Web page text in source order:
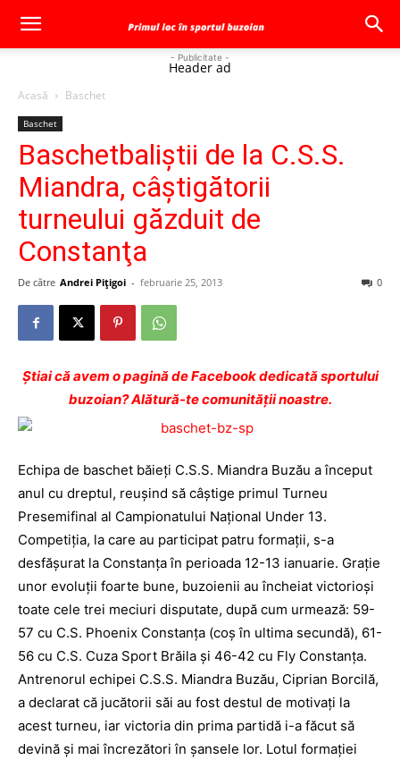
- Publicitate -
Header ad
Acasă Baschet
Baschet
Baschetbaliştii de la C.S.S.
Miandra, câştigătorii
turneului găzduit de
Constanţa
De către Andrei Pițigoi - februarie 25, 2013 0
Ştiai că avem o pagină de Facebook dedicată sportului
buzoian? Alătură-te comunității noastre.
Echipa de baschet băieţi C.S.S. Miandra Buzău a început
anul cu dreptul, reuşind să câştige primul Turneu
Presemifinal al Campionatului Naţional Under 13.
Competiţia, la care au participat patru formaţii, s-a
desfăşurat la Constanţa în perioada 12-13 ianuarie. Graţie
unor evoluţii foarte bune, buzoienii au încheiat victorioşi
toate cele trei meciuri disputate, după cum urmează: 59-
57 cu C.S. Phoenix Constanţa (coş în ultima secundă), 61-
56 cu C.S. Cuza Sport Brăila şi 46-42 cu Fly Constanţa.
Antrenorul echipei C.S.S. Miandra Buzău, Ciprian Borcilă,
a declarat că jucătorii săi au fost destul de motivaţi la
acest turneu, iar victoria din prima partidă i-a făcut să
devină şi mai încrezători în şansele lor. Lotul formaţiei